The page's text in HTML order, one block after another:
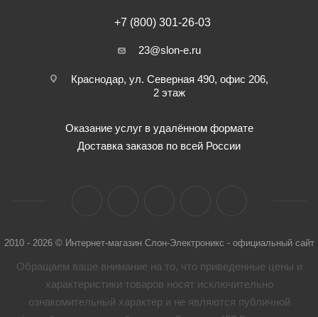
+7 (800) 301-26-03
23@slon-e.ru
Краснодар, ул. Северная 490, офис 206,
2 этаж
Оказание услуг в удалённом формате
Доставка заказов по всей России
2010 - 2026 © Интернет-магазин Слон-Электроникс - официальный сайт
Обращаем ваше внимание на то, что приведенные цены и
характеристики товaров носят исключительно
ознакомительный характер и не являются публичной